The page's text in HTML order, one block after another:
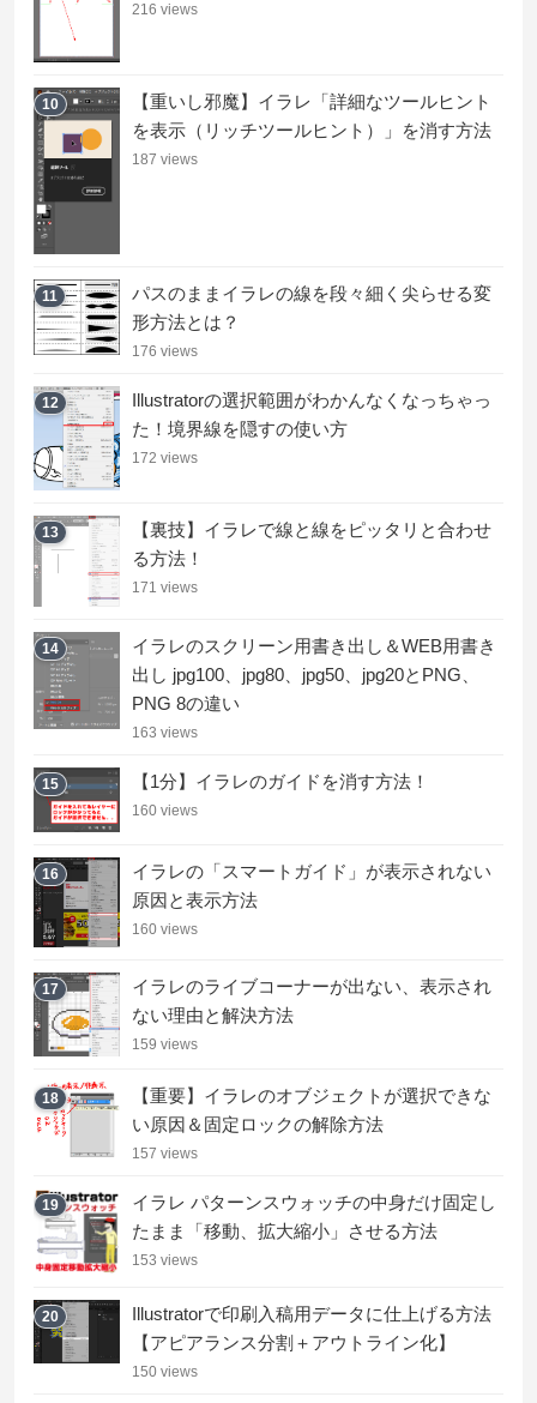
216 views
10
【重いし邪魔】イラレ「詳細なツールヒント
を表示（リッチツールヒント）」を消す方法
187 views
11
パスのままイラレの線を段々細く尖らせる変
形方法とは？
176 views
12
Illustratorの選択範囲がわかんなくなっちゃっ
た！境界線を隠すの使い方
172 views
13
【裏技】イラレで線と線をピッタリと合わせ
る方法！
171 views
14
イラレのスクリーン用書き出し＆WEB用書き
出し jpg100、jpg80、jpg50、jpg20とPNG、
PNG 8の違い
163 views
15 【1分】イラレのガイドを消す方法！
160 views
16
イラレの「スマートガイド」が表示されない
原因と表示方法
160 views
17
イラレのライブコーナーが出ない、表示され
ない理由と解決方法
159 views
18
【重要】イラレのオブジェクトが選択できな
い原因＆固定ロックの解除方法
157 views
19
イラレ パターンスウォッチの中身だけ固定し
たまま「移動、拡大縮小」させる方法
153 views
20
Illustratorで印刷入稿用データに仕上げる方法
【アピアランス分割＋アウトライン化】
150 views